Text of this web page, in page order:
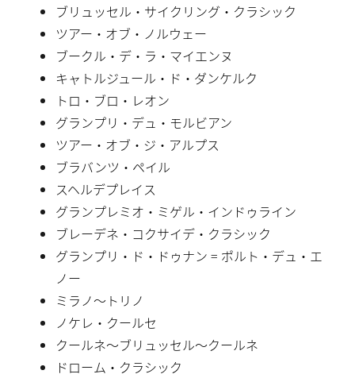
ブリュッセル・サイクリング・クラシック
ツアー・オブ・ノルウェー
ブークル・デ・ラ・マイエンヌ
キャトルジュール・ド・ダンケルク
トロ・ブロ・レオン
グランプリ・デュ・モルビアン
ツアー・オブ・ジ・アルプス
ブラバンツ・ペイル
スヘルデプレイス
グランプレミオ・ミゲル・インドゥライン
ブレーデネ・コクサイデ・クラシック
グランプリ・ド・ドゥナン = ポルト・デュ・エ
ノー
ミラノ〜トリノ
ノケレ・クールセ
クールネ〜ブリュッセル〜クールネ
ドローム・クラシック